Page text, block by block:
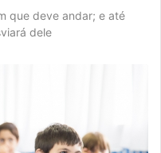
que deve andar; e até
dele